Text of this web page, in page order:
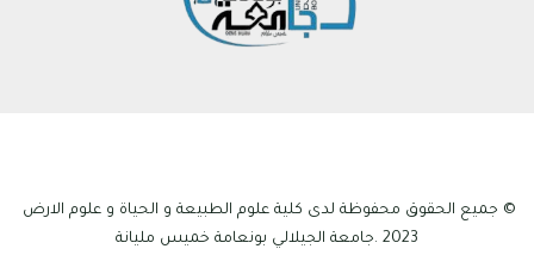
© جميع الحقوق محفوظة لدى كلية علوم الطبيعة و الحياة و علوم الارض
2023 .جامعة الجيلالي بونعامة خميس مليانة